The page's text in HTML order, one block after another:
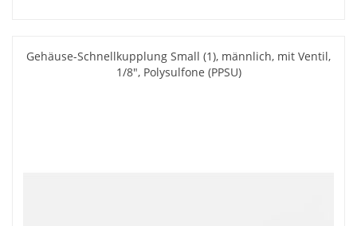
Gehäuse-Schnellkupplung Small (1), männlich, mit Ventil,
1/8", Polysulfone (PPSU)